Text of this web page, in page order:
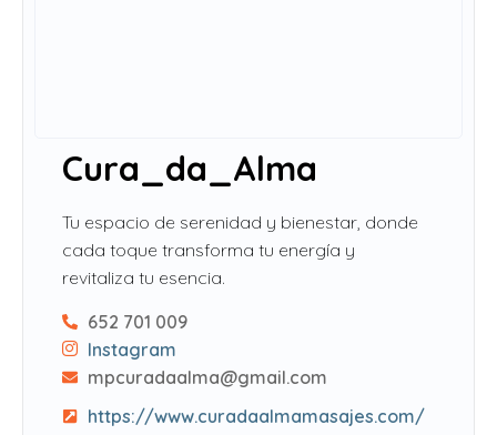
Cura_da_Alma
Tu espacio de serenidad y bienestar, donde
cada toque transforma tu energía y
revitaliza tu esencia.
652 701 009
Instagram
mpcuradaalma@gmail.com
https://www.curadaalmamasajes.com/